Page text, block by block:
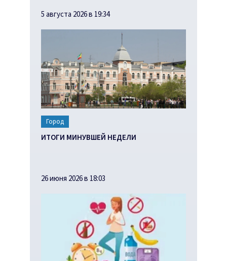
5 августа 2026 в 19:34
Город
ИТОГИ МИНУВШЕЙ НЕДЕЛИ
26 июня 2026 в 18:03